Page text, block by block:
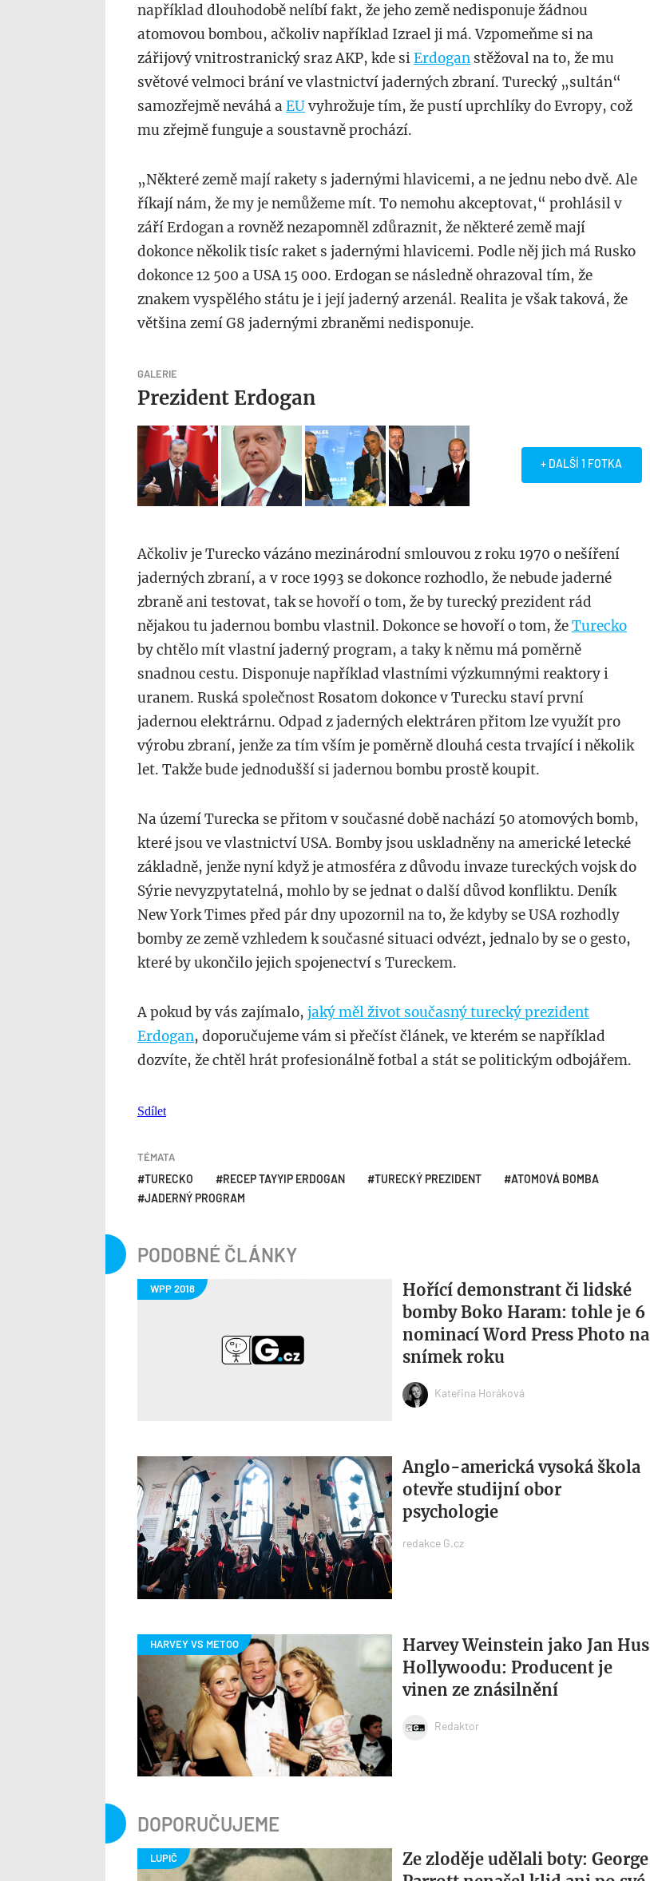
například dlouhodobě nelíbí fakt, že jeho země nedisponuje žádnou
atomovou bombou, ačkoliv například Izrael ji má. Vzpomeňme si na
zářijový vnitrostranický sraz AKP, kde siErdogan stěžoval na to, že mu
světové velmoci brání ve vlastnictví jaderných zbraní. Turecký „sultán“
samozřejmě neváhá a EUvyhrožuje tím, že pustí uprchlíky do Evropy, což
mu zřejmě funguje a soustavně prochází.
„Některé země mají rakety s jadernými hlavicemi, a ne jednu nebo dvě. Ale
říkají nám, že my je nemůžeme mít. To nemohu akceptovat,“ prohlásil v
září Erdogan a rovněž nezapomněl zdůraznit, že některé země mají
dokonce několik tisíc raket s jadernými hlavicemi. Podle něj jich má Rusko
dokonce 12 500 a USA 15 000. Erdogan se následně ohrazoval tím, že
znakem vyspělého státu je i její jaderný arzenál. Realita je však taková, že
většina zemí G8 jadernými zbraněmi nedisponuje.
GALERIE
Prezident Erdogan
+ DALŠÍ 1 FOTKA
Ačkoliv je Turecko vázáno mezinárodní smlouvou z roku 1970 o nešíření
jaderných zbraní, a v roce 1993 se dokonce rozhodlo, že nebude jaderné
zbraně ani testovat, tak se hovoří o tom, že by turecký prezident rád
nějakou tu jadernou bombu vlastnil. Dokonce se hovoří o tom, žeTurecko
by chtělo mít vlastní jaderný program, a taky k němu má poměrně
snadnou cestu. Disponuje například vlastními výzkumnými reaktory i
uranem. Ruská společnost Rosatom dokonce v Turecku staví první
jadernou elektrárnu. Odpad z jaderných elektráren přitom lze využít pro
výrobu zbraní, jenže za tím vším je poměrně dlouhá cesta trvající i několik
let. Takže bude jednodušší si jadernou bombu prostě koupit.
Na území Turecka se přitom v současné době nachází 50 atomových bomb,
které jsou ve vlastnictví USA. Bomby jsou uskladněny na americké letecké
základně, jenže nyní když je atmosféra z důvodu invaze tureckých vojsk do
Sýrie nevyzpytatelná, mohlo by se jednat o další důvod konfliktu. Deník
New York Times před pár dny upozornil na to, že kdyby se USA rozhodly
bomby ze země vzhledem k současné situaci odvézt, jednalo by se o gesto,
které by ukončilo jejich spojenectví s Tureckem.
A pokud by vás zajímalo, jaký měl život současný turecký prezident
Erdogan, doporučujeme vám si přečíst článek, ve kterém se například
dozvíte, že chtěl hrát profesionálně fotbal a stát se politickým odbojářem.
Sdílet
TÉMATA
TURECKO RECEP TAYYIP ERDOGAN TURECKÝ PREZIDENT
ATOMOVÁ BOMBA
JADERNÝ PROGRAM
PODOBNÉ ČLÁNKY
Hořící demonstrant či lidské
bomby Boko Haram: tohle je 6
nominací Word Press Photo na
snímek roku
Kateřina Horáková
Anglo-americká vysoká škola
otevře studijní obor
psychologie
redakce G.cz
Harvey Weinstein jako Jan Hus
Hollywoodu: Producent je
vinen ze znásilnění
Redaktor
DOPORUČUJEME
Ze zloděje udělali boty: George